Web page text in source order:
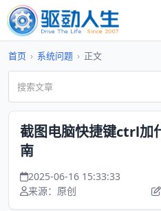
首页 › 系统问题 › 正文
截图电脑快捷键ctrl加
南
2025-06-16 15:33:33
来源：原创